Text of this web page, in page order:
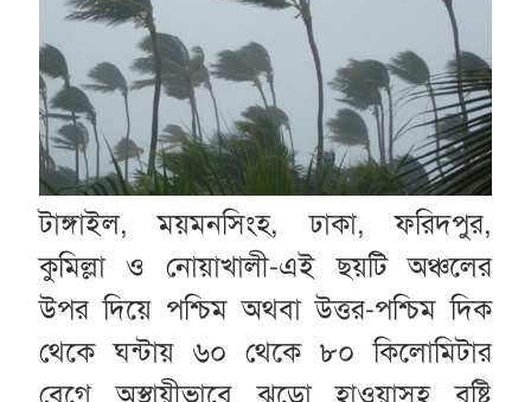
টাঙ্গাইল, ময়মনসিংহ, ঢাকা, ফরিদপুর,
কুমিল্লা ও নোয়াখালী-এই ছয়টি অঞ্চলের
উপর দিয়ে পশ্চিম অথবা উত্তর-পশ্চিম দিক
থেকে ঘন্টায় ৬০ থেকে ৮০ কিলোমিটার